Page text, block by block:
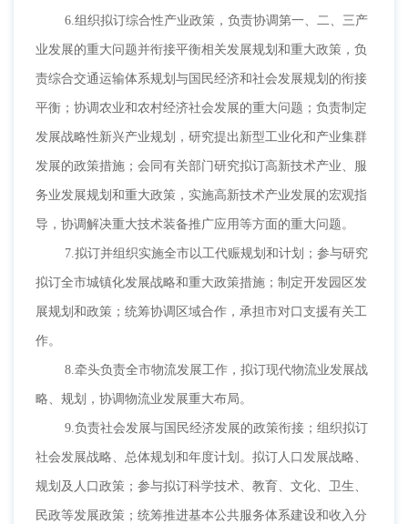
6.组织拟订综合性产业政策，负责协调第一、二、三产
业发展的重大问题并衔接平衡相关发展规划和重大政策，负
责综合交通运输体系规划与国民经济和社会发展规划的衔接
平衡；协调农业和农村经济社会发展的重大问题；负责制定
发展战略性新兴产业规划，研究提出新型工业化和产业集群
发展的政策措施；会同有关部门研究拟订高新技术产业、服
务业发展规划和重大政策，实施高新技术产业发展的宏观指
导，协调解决重大技术装备推广应用等方面的重大问题。
7.拟订并组织实施全市以工代赈规划和计划；参与研究
拟订全市城镇化发展战略和重大政策措施；制定开发园区发
展规划和政策；统筹协调区域合作，承担市对口支援有关工
作。
8.牵头负责全市物流发展工作，拟订现代物流业发展战
略、规划，协调物流业发展重大布局。
9.负责社会发展与国民经济发展的政策衔接；组织拟订
社会发展战略、总体规划和年度计划。拟订人口发展战略、
规划及人口政策；参与拟订科学技术、教育、文化、卫生、
民政等发展政策；统筹推进基本公共服务体系建设和收入分